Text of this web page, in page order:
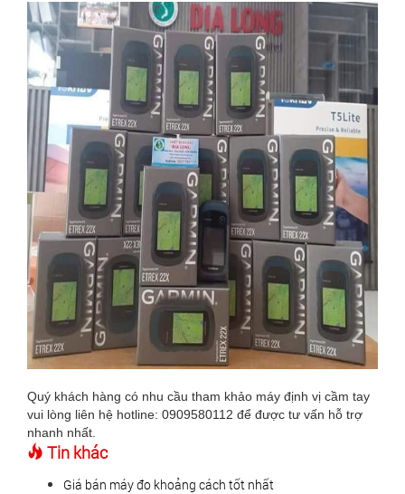
Quý khách hàng có nhu cầu tham khảo máy định vị cầm tay
vui lòng liên hệ hotline: 0909580112 để được tư vấn hỗ trợ
nhanh nhất.
Tin khác
Giá bán máy đo khoảng cách tốt nhất